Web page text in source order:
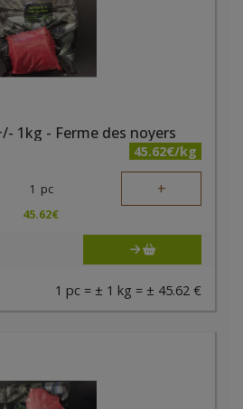
1kg - Ferme des noyers
45.62€/kg
1 pc +
45.62€
1 pc = ± 1 kg = ± 45.62 €